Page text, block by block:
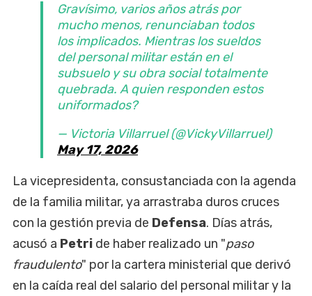
Gravísimo, varios años atrás por
mucho menos, renunciaban todos
los implicados. Mientras los sueldos
del personal militar están en el
subsuelo y su obra social totalmente
quebrada. A quien responden estos
uniformados?
— Victoria Villarruel (@VickyVillarruel)
May 17, 2026
La vicepresidenta, consustanciada con la agenda
de la familia militar, ya arrastraba duros cruces
con la gestión previa de Defensa. Días atrás,
acusó a Petri de haber realizado un "paso
fraudulento" por la cartera ministerial que derivó
en la caída real del salario del personal militar y la